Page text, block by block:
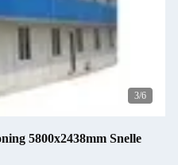
4/6
5800x2438mm Snelle